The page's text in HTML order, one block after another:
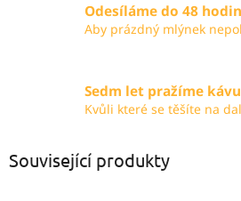
Odesíláme do 48 hodin
Aby prázdný mlýnek
Sedm let pražíme kávu
Kvůli které se těšíte na
Související produkty